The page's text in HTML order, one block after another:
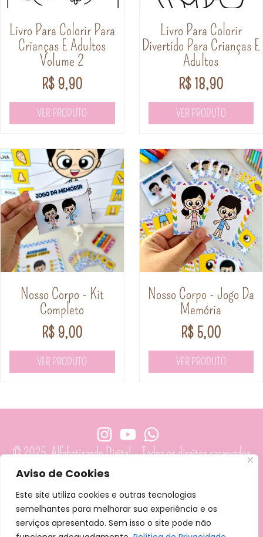
Aviso de Cookies
Este site utiliza cookies e outras tecnologias
semelhantes para melhorar sua experiência e os
serviços apresentado. Sem isso o site pode não
Livro Para Colorir Para
Crianças E Adultos
Volume 2
R$ 9,90
VER PRODUTO
Livro Para Colorir
Divertido Para Crianças E
Adultos
R$ 18,90
VER PRODUTO
Nosso Corpo - Kit
Completo
R$ 9,00
VER PRODUTO
Nosso Corpo - Jogo Da
Memória
R$ 5,00
VER PRODUTO
© 2025 Alfabetizando Digital – Todos os direitos reservados
CPNJ: 58.785.093/0001-97 – TAIRA RAFAELA RIBEIRO DE ARAGÃO
Política de PrivacidadeTermos de Uso
Parceria